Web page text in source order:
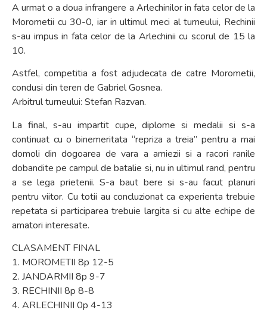
A urmat o a doua infrangere a Arlechinilor in fata celor de la
Morometii cu 30-0, iar in ultimul meci al turneului, Rechinii
s-au impus in fata celor de la Arlechinii cu scorul de 15 la
10.
Astfel, competitia a fost adjudecata de catre Morometii,
condusi din teren de Gabriel Gosnea.
Arbitrul turneului: Stefan Razvan.
La final, s-au impartit cupe, diplome si medalii si s-a
continuat cu o binemeritata “repriza a treia” pentru a mai
domoli din dogoarea de vara a amiezii si a racori ranile
dobandite pe campul de batalie si, nu in ultimul rand, pentru
a se lega prietenii. S-a baut bere si s-au facut planuri
pentru viitor. Cu totii au concluzionat ca experienta trebuie
repetata si participarea trebuie largita si cu alte echipe de
amatori interesate.
CLASAMENT FINAL
1. MOROMETII 8p 12-5
2. JANDARMII 8p 9-7
3. RECHINII 8p 8-8
4. ARLECHINII 0p 4-13